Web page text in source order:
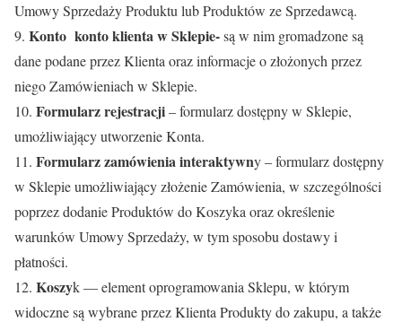
Umowy Sprzedaży Produktu lub Produktów ze Sprzedawcą.
9. Konto konto klienta w Sklepie-są w nim gromadzone są
dane podane przez Klienta oraz informacje o złożonych przez
niego Zamówieniach w Sklepie.
10. Formularz rejestracji– formularz dostępny w Sklepie,
umożliwiający utworzenie Konta.
11. Formularz zamówienia interaktywny – formularz dostępny
w Sklepie umożliwiający złożenie Zamówienia, w szczególności
poprzez dodanie Produktów do Koszyka oraz określenie
warunków Umowy Sprzedaży, w tym sposobu dostawy i
płatności.
12. Koszyk — element oprogramowania Sklepu, w którym
widoczne są wybrane przez Klienta Produkty do zakupu, a także